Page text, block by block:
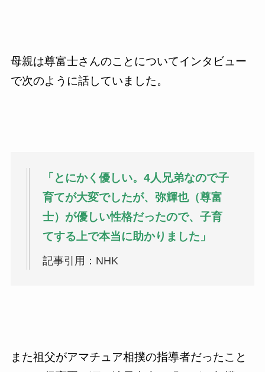
母親は尊富士さんのことについてインタビュー
で次のように話していました。
「とにかく優しい。4人兄弟なので子
育てが大変でしたが、弥輝也（尊富
士）が優しい性格だったので、子育
てする上で本当に助かりました」
記事引用：NHK
また祖父がアマチュア相撲の指導者だったこと